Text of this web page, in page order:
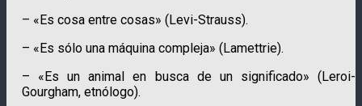
– «Es cosa entre cosas» (Levi-Strauss).
– «Es sólo una máquina compleja» (Lamettrie).
– «Es un animal en busca de un significado» (Leroi-
Gourgham, etnólogo).